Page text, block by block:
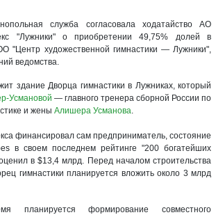
служба согласовала ходатайство АО
"Лужники" о приобретении 49,75% долей в
"Центр художественной гимнастики — Лужники",
ведомства.
здание Дворца гимнастики в Лужниках, который
Усмановой — главного тренера сборной России по
и жены Алишера Усманова.
финансировал сам предприниматель, состояние
в своем последнем рейтинге "200 богатейших
в $13,4 млрд. Перед началом строительства
гимнастики планируется вложить около 3 млрд
планируется формирование совместного